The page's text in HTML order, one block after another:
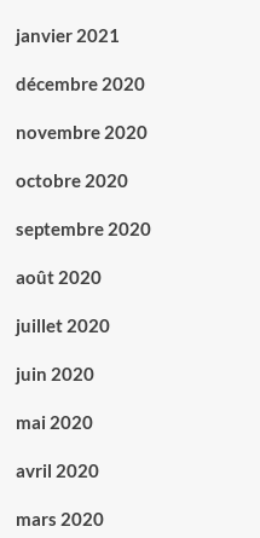
janvier 2021
décembre 2020
novembre 2020
octobre 2020
septembre 2020
août 2020
juillet 2020
juin 2020
mai 2020
avril 2020
mars 2020